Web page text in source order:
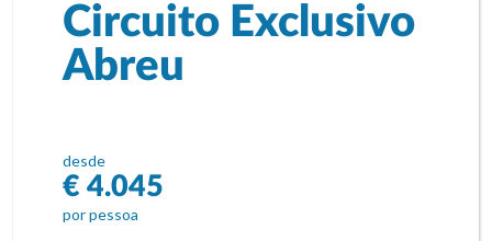
Circuito Exclusivo
Abreu
desde
€ 4.045
por pessoa